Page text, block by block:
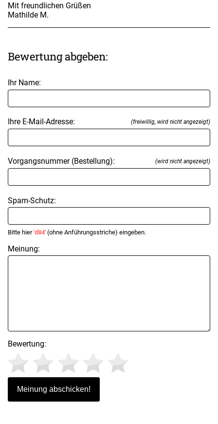
Mit freundlichen Grüßen
Mathilde M.
Bewertung abgeben:
Ihr Name:
Ihre E-Mail-Adresse: (freiwillig, wird nicht angezeigt)
Vorgangsnummer (Bestellung): (wird nicht angezeigt)
Spam-Schutz:
Bitte hier'd84' (ohne Anführungsstriche) eingeben.
Meinung:
Bewertung: